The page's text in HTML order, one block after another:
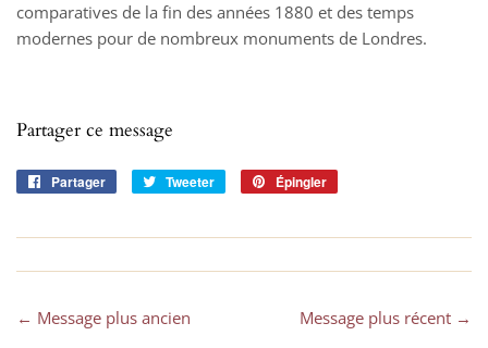
comparatives de la fin des années 1880 et des temps
modernes pour de nombreux monuments de Londres.
Partager ce message
Partager
PartagerTweeter
Tweeter
Épingler
← Message plus ancien Message plus récent →